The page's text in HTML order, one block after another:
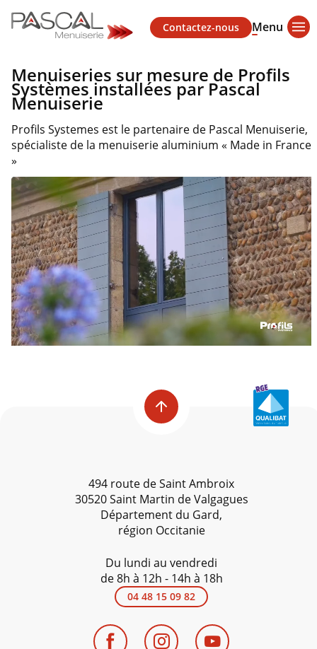
Contactez-nous Menu
Menuiseries sur mesure de Profils
Systèmes installées par Pascal
Menuiserie
Profils Systemes est le partenaire de Pascal Menuiserie,
spécialiste de la menuiserie aluminium « Made in France
»
494 route de Saint Ambroix
30520 Saint Martin de Valgagues
Département du Gard,
région Occitanie
Du lundi au vendredi
de 8h à 12h - 14h à 18h
04 48 15 09 82